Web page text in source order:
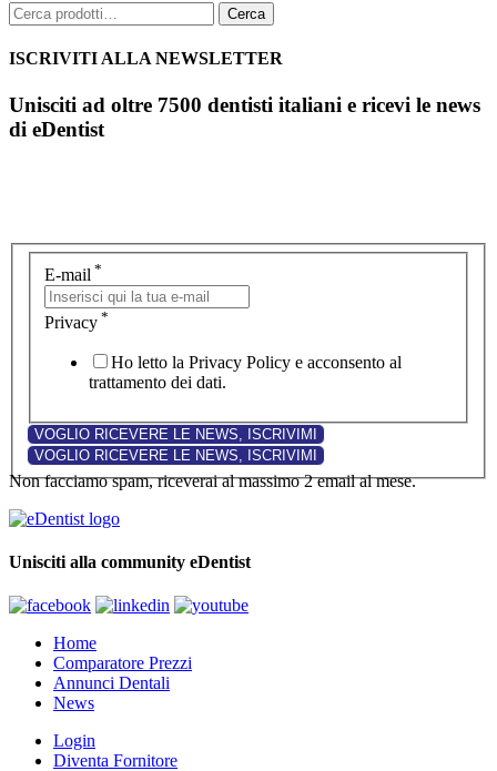
Cerca: Cerca
ISCRIVITI ALLA NEWSLETTER
Unisciti ad oltre 7500 dentisti italiani e ricevi le news
di eDentist
E-mail *
Privacy *
Ho letto la Privacy Policy e acconsento al
trattamento dei dati.
Non facciamo spam, riceverai al massimo 2 email al mese.
Unisciti alla community eDentist
Home
Comparatore Prezzi
Annunci Dentali
News
Login
Diventa Fornitore